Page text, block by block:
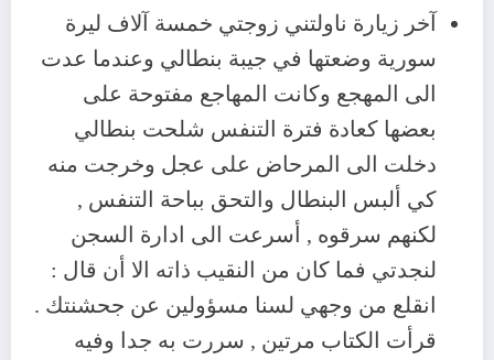
آخر زيارة ناولتني زوجتي خمسة آلاف ليرة
سورية وضعتها في جيبة بنطالي وعندما عدت
الى المهجع وكانت المهاجع مفتوحة على
بعضها كعادة فترة التنفس شلحت بنطالي
دخلت الى المرحاض على عجل وخرجت منه
كي ألبس البنطال والتحق بباحة التنفس ,
لكنهم سرقوه , أسرعت الى ادارة السجن
لنجدتي فما كان من النقيب ذاته الا أن قال :
انقلع من وجهي لسنا مسؤولين عن جحشنتك .
قرأت الكتاب مرتين , سررت به جدا وفيه